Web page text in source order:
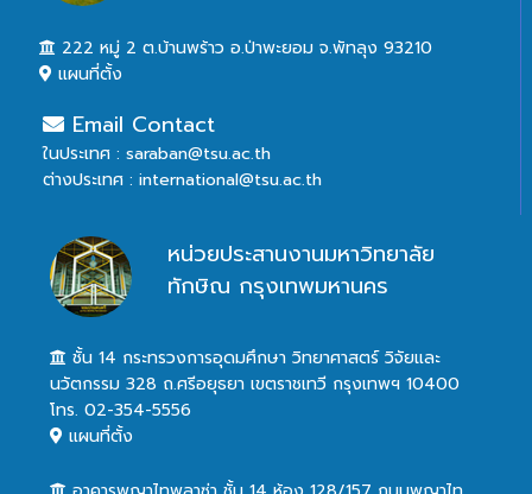
222 หมู่ 2 ต.บ้านพร้าว อ.ป่าพะยอม จ.พัทลุง 93210
แผนที่ตั้ง
Email Contact
ในประเทศ : saraban@tsu.ac.th
ต่างประเทศ : international@tsu.ac.th
หน่วยประสานงานมหาวิทยาลัย
ทักษิณ กรุงเทพมหานคร
ชั้น 14 กระทรวงการอุดมศึกษา วิทยาศาสตร์ วิจัยและ
นวัตกรรม 328 ถ.ศรีอยุธยา เขตราชเทวี กรุงเทพฯ 10400
โทร. 02-354-5556
แผนที่ตั้ง